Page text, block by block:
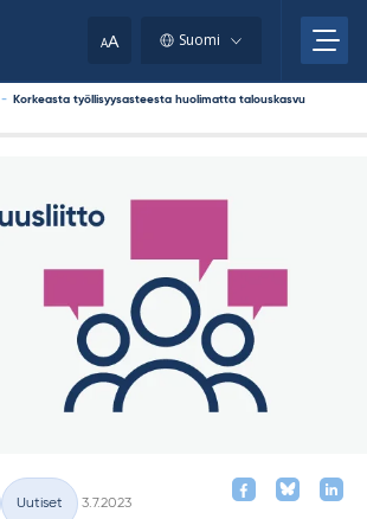
AA Suomi
-
Korkeasta työllisyysasteesta huolimatta talouskasvu
Uutiset
3.7.2023
clipboard.)